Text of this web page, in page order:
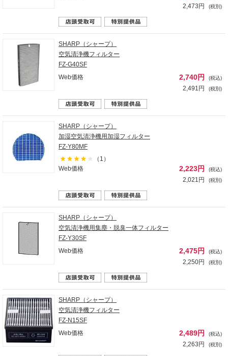
2,473円 (税別)
SHARP（シャープ）
空気清浄機フィルター
FZ-G40SF
Web価格
2,740円 (税込)
2,491円 (税別)
SHARP（シャープ）
加湿空気清浄機用加湿フィルター
FZ-Y80MF
（1）
Web価格
2,223円 (税込)
2,021円 (税別)
SHARP（シャープ）
空気清浄機用集塵・脱臭一体フィルター
FZ-Y30SF
Web価格
2,475円 (税込)
2,250円 (税別)
SHARP（シャープ）
空気清浄機フィルター
FZ-N15SF
Web価格
2,489円 (税込)
2,263円 (税別)